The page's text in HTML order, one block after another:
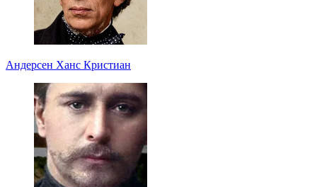
Андерсен Ханс Кристиан